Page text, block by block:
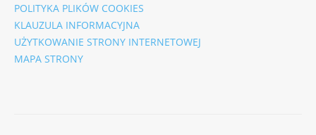
POLITYKA PLIKÓW COOKIES
KLAUZULA INFORMACYJNA
UŻYTKOWANIE STRONY INTERNETOWEJ
MAPA STRONY